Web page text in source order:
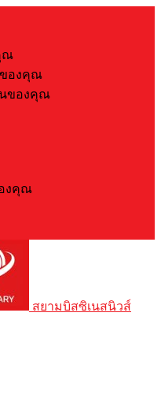
ณ
องคุณ
ของคุณ
งคุณ
สยามบิสซิเนสนิวส์